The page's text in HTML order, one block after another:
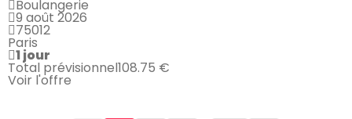
Boulangerie
9 août 2026
75012
Paris
1 jour
Total prévisionnel108.75 €
Voir l'offre